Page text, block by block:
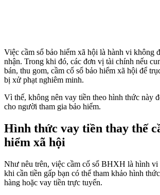
Việc cầm sổ bảo hiểm xã hội là hành vi không
nhận. Trong khi đó, các đơn vị tài chính nếu
bán, thu gom, cầm cố sổ bảo hiểm xã hội để
bị xử phạt nghiêm minh.
Vì thế, không nên vay tiền theo hình thức này
cho người tham gia bảo hiểm.
Hình thức vay tiền thay thế
hiểm xã hội
Như nêu trên, việc cầm cố sổ BHXH là hình
khi cần tiền gấp bạn có thể tham khảo hình
hàng hoặc vay tiền trực tuyến.